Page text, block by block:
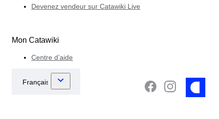
Devenez vendeur sur Catawiki Live
Mon Catawiki
Centre d’aide